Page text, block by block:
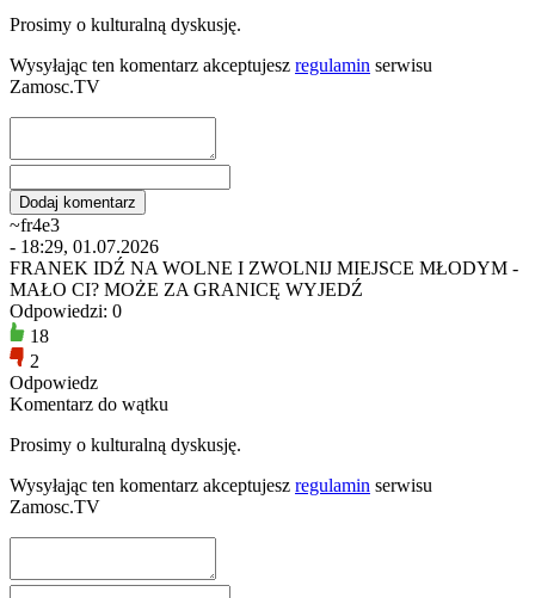
Prosimy o kulturalną dyskusję.
Wysyłając ten komentarz akceptujesz regulamin serwisu
Zamosc.TV
~fr4e3
- 18:29, 01.07.2026
FRANEK IDŹ NA WOLNE I ZWOLNIJ MIEJSCE MŁODYM -
MAŁO CI? MOŻE ZA GRANICĘ WYJEDŹ
Odpowiedzi: 0
18
2
Odpowiedz
Komentarz do wątku
Prosimy o kulturalną dyskusję.
Wysyłając ten komentarz akceptujesz regulamin serwisu
Zamosc.TV